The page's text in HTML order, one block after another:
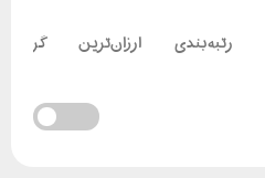
رتبه بندی ارزان‌ترین